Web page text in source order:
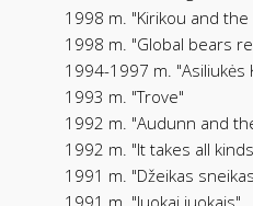
1998 m. "Kirikou and
1998 m. "Global bears
1994-1997 m. "Asiliukės
1993 m. "Trove"
1992 m. "Audunn and
1992 m. "It takes all
1991 m. "Džeikas
1991 m. "Juokai juokais"